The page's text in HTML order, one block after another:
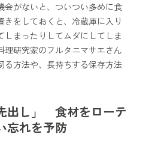
会がないと、ついつい多めに食
をしておくと、冷蔵庫に入り
しまったりしてムダにしてしま
理研究家のフルタニマサエさん
る方法や、長持ちする保存方法
出し」 食材をローテ
忘れを予防